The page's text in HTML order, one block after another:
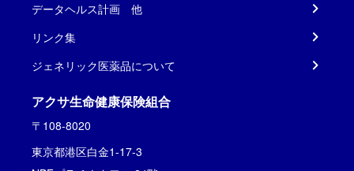
データヘルス計画 他
リンク集
ジェネリック医薬品について
アクサ生命健康保険組合
〒108-8020
東京都港区白金1-17-3